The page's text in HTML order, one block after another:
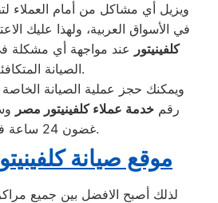
ويزيل أي مشاكل من أمام العملاء
في الأسواق العربية، ولهذا عليك
كلفينيتور عند مواجهة أي مشكلة
الصيانة المتكافئة.
ويمكنك حجز عملية الصيانة
رقم خدمة عملاء كلفينيتور مصر
غضون 24 ساعة فقط.
موقع صيانة